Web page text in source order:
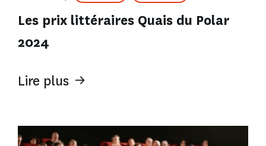
Les prix littéraires Quais du Polar
2024
Lire plus